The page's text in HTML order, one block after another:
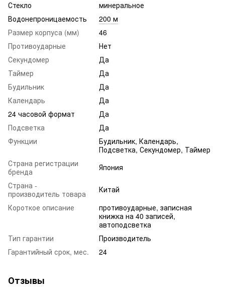
Стекло
минеральное
Водонепроницаемость
200 м
Размер корпуса (мм)
46
Противоударные
Нет
Секундомер
Да
Таймер
Да
Будильник
Да
Календарь
Да
24 часовой формат
Да
Подсветка
Да
Функции
Будильник, Календарь,
Подсветка, Секундомер, Таймер
Страна регистрации
бренда
Япония
Страна -
производитель товара
Китай
Короткое описание
противоударные, записная
книжка на 40 записей,
автоподсветка
Тип гарантии
Производитель
Гарантийный срок, мес.
24
Отзывы